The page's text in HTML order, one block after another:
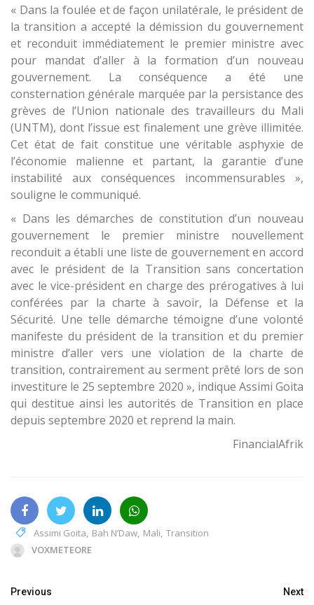
« Dans la foulée et de façon unilatérale, le président de
la transition a accepté la démission du gouvernement
et reconduit immédiatement le premier ministre avec
pour mandat d’aller à la formation d’un nouveau
gouvernement. La conséquence a été une
consternation générale marquée par la persistance des
grèves de l’Union nationale des travailleurs du Mali
(UNTM), dont l’issue est finalement une grève illimitée.
Cet état de fait constitue une véritable asphyxie de
l’économie malienne et partant, la garantie d’une
instabilité aux conséquences incommensurables »,
souligne le communiqué.
« Dans les démarches de constitution d’un nouveau
gouvernement le premier ministre nouvellement
reconduit a établi une liste de gouvernement en accord
avec le président de la Transition sans concertation
avec le vice-président en charge des prérogatives à lui
conférées par la charte à savoir, la Défense et la
Sécurité. Une telle démarche témoigne d’une volonté
manifeste du président de la transition et du premier
ministre d’aller vers une violation de la charte de
transition, contrairement au serment prêté lors de son
investiture le 25 septembre 2020 », indique Assimi Goita
qui destitue ainsi les autorités de Transition en place
depuis septembre 2020 et reprend la main.
FinancialAfrik
Assimi Goita, Bah N’Daw, Mali, Transition
VOXMETEORE
Previous Next